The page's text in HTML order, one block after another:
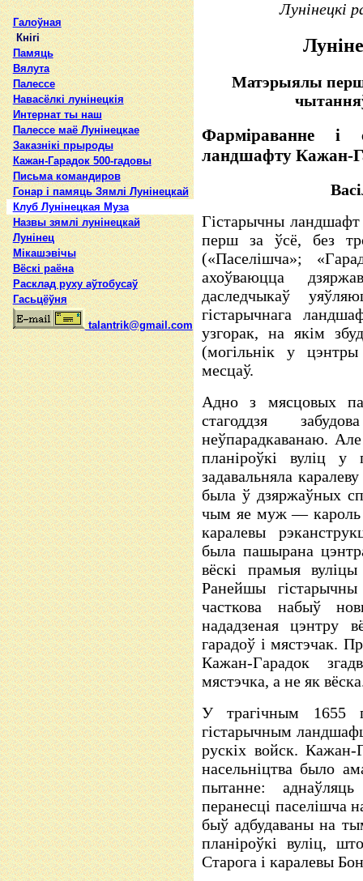
Галоўная
Кнігі
Памяць
Вялута
Палессе
Навасёлкі лунінецкія
Интернат ты наш
Палессе маё Лунінецкае
Заказнікі прыроды
Кажан-Гарадок 500-гадовы
Письма командиров
Гонар і памяць Зямлі Лунінецкай
Клуб Лунінецкая Муза
Назвы зямлi лунiнецкай
Лунінец
Мікашэвічы
Вёскі раёна
Расклад руху аўтобусаў
Гасьцёўня
talantrik@gmail.com
Лунінецкі
Матэрыялы
Фарміраванне і
ландшафту Кажан-
Гістарычны
перш за ўсё, без
(«Паселішча»;
ахоўваюцца
даследчыкаў
гістарычнага
узгорак, на якім
(могільнік у
месцаў.
Адно з мясцовых
стагоддзя
неўпарадкаванаю.
планіроўкі вуліц у
задавальняла
была ў дзяржаўных
чым яе муж — кароль
каралевы
была пашырана
вёскі прамыя
Ранейшы
часткова набыў
нададзеная цэнтру
гарадоў і мястэчак.
Кажан-Гарадок
мястэчка, а не як
У трагічным 1655
гістарычным
рускіх войск. Кажан-
насельніцтва было
пытанне:
перанесці паселішча
быў адбудаваны на
планіроўкі вуліц,
Старога і каралевы